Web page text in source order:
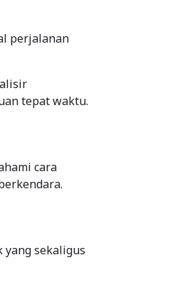
perjalanan
tepat waktu.
cara
sekaligus